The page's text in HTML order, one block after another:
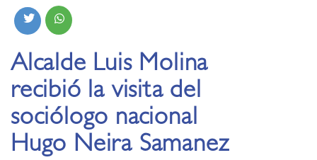
Alcalde Luis Molina
recibió la visita del
sociólogo nacional
Hugo Neira Samanez